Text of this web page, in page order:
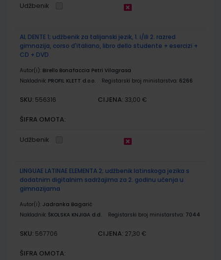
Udžbenik
AL DENTE 1; udžbenik za talijanski jezik, 1. i/ili 2. razred
gimnazija, corso d'italiano, libro dello studente + esercizi +
CD + DVD
Autor(i): Birello Bonafaccia Petri Vilagrasa
Nakladnik: PROFIL KLETT d.o.o. Registarski broj ministarstva: 6266
SKU: 556316 CIJENA: 33,00 €
ŠIFRA OMOTA:
Udžbenik
LINGUAE LATINAE ELEMENTA 2; udžbenik latinskoga jezika s
dodatnim digitalnim sadržajima za 2. godinu učenja u
gimnazijama
Autor(i): Jadranka Bagarić
Nakladnik: ŠKOLSKA KNJIGA d.d. Registarski broj ministarstva: 7044
SKU: 567706 CIJENA: 27,30 €
ŠIFRA OMOTA: